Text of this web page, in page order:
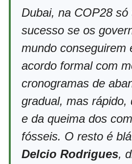
Dubai, na COP28 só
sucesso se os
mundo conseguirem
acordo formal com
cronogramas de
gradual, mas rápido,
e da queima dos
fósseis. O resto é
Delcio Rodrigues,